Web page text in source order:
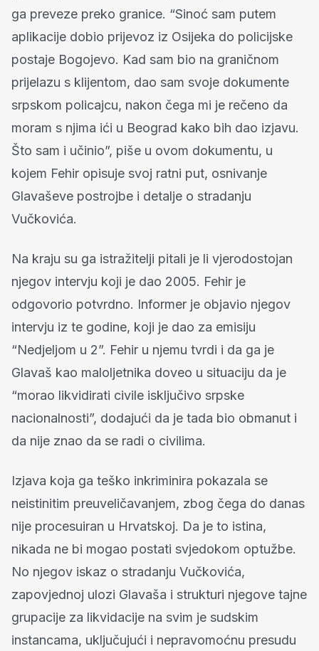
ga preveze preko granice. “Sinoć sam putem
aplikacije dobio prijevoz iz Osijeka do policijske
postaje Bogojevo. Kad sam bio na graničnom
prijelazu s klijentom, dao sam svoje dokumente
srpskom policajcu, nakon čega mi je rečeno da
moram s njima ići u Beograd kako bih dao izjavu.
Što sam i učinio”, piše u ovom dokumentu, u
kojem Fehir opisuje svoj ratni put, osnivanje
Glavaševe postrojbe i detalje o stradanju
Vučkovića.
Na kraju su ga istražitelji pitali je li vjerodostojan
njegov intervju koji je dao 2005. Fehir je
odgovorio potvrdno. Informer je objavio njegov
intervju iz te godine, koji je dao za emisiju
“Nedjeljom u 2”. Fehir u njemu tvrdi i da ga je
Glavaš kao maloljetnika doveo u situaciju da je
“morao likvidirati civile isključivo srpske
nacionalnosti”, dodajući da je tada bio obmanut i
da nije znao da se radi o civilima.
Izjava koja ga teško inkriminira pokazala se
neistinitim preuveličavanjem, zbog čega do danas
nije procesuiran u Hrvatskoj. Da je to istina,
nikada ne bi mogao postati svjedokom optužbe.
No njegov iskaz o stradanju Vučkovića,
zapovjednoj ulozi Glavaša i strukturi njegove tajne
grupacije za likvidacije na svim je sudskim
instancama, uključujući i nepravomoćnu presudu